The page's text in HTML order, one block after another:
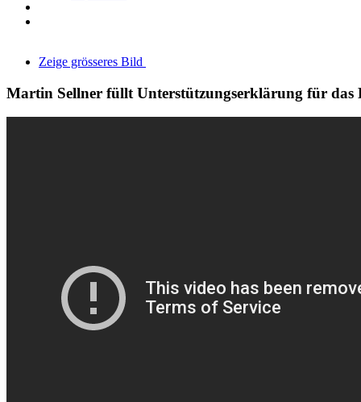
Zeige grösseres Bild
Martin Sellner füllt Unterstützungserklärung für das